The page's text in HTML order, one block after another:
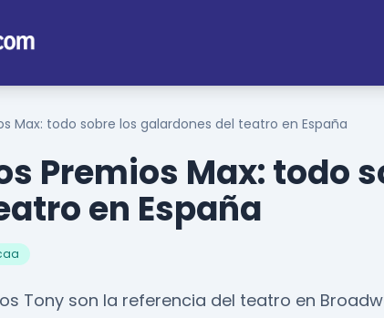
Max: todo sobre los galardones del teatro en España
Premios Max: todo
en España
Tony son la referencia del teatro en